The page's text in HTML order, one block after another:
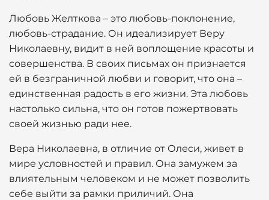
Любовь Желткова – это любовь-поклонение,
любовь-страдание. Он идеализирует Веру
Николаевну, видит в ней воплощение красоты и
совершенства. В своих письмах он признается
ей в безграничной любви и говорит, что она –
единственная радость в его жизни. Эта любовь
настолько сильна, что он готов пожертвовать
своей жизнью ради нее.
Вера Николаевна, в отличие от Олеси, живет в
мире условностей и правил. Она замужем за
влиятельным человеком и не может позволить
себе выйти за рамки приличий. Она